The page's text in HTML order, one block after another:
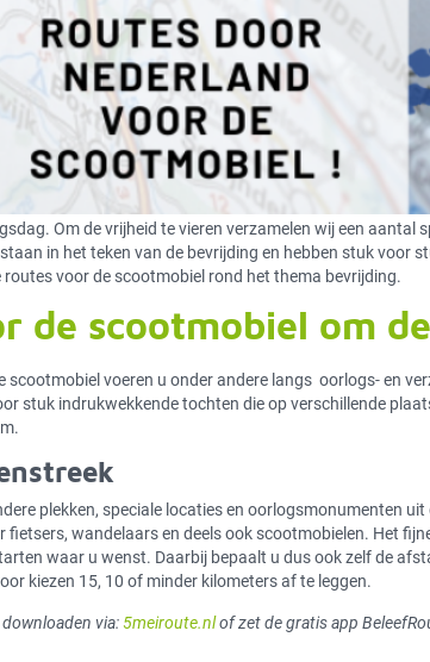
Om de vrijheid te vieren verzamelen wij een aantal
in het teken van de bevrijding en hebben stuk voor
routes voor de scootmobiel rond het thema bevrijding.
de scootmobiel om
scootmobiel voeren u onder andere langs oorlogs- en
stuk indrukwekkende tochten die op verschillende
plekken, speciale locaties en oorlogsmonumenten
wandelaars en deels ook scootmobielen. Het
waar u wenst. Daarbij bepaalt u dus ook zelf de
kiezen 15, 10 of minder kilometers af te leggen.
via:5meiroute.nlof zet de gratis app